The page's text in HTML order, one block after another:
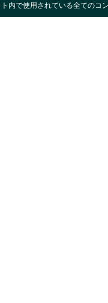
内で使用されている全てのコ